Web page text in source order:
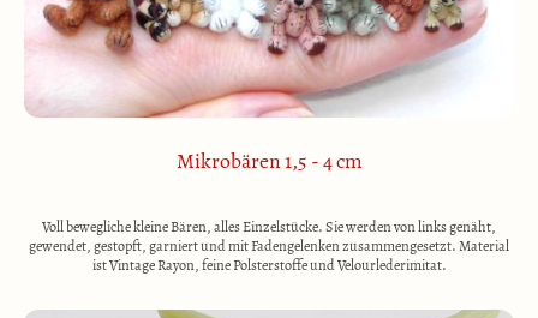
Mikrobären 1,5 - 4 cm
Voll bewegliche kleine Bären, alles Einzelstücke. Sie werden von links genäht,
gewendet, gestopft, garniert und mit Fadengelenken zusammengesetzt. Material
ist Vintage Rayon, feine Polsterstoffe und Velourlederimitat.